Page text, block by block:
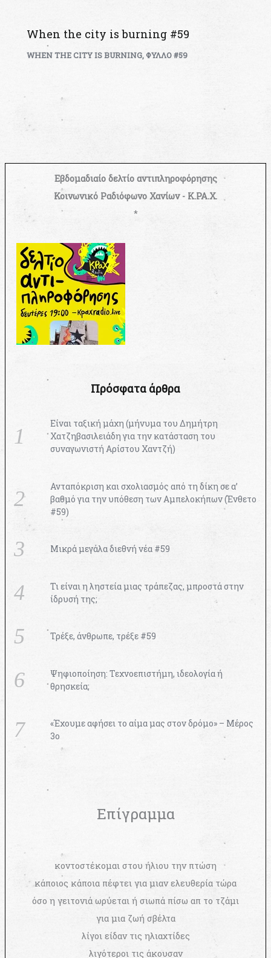
When the city is burning #59
WHEN THE CITY IS BURNING, ΦΥΛΛΟ #59
Εβδομαδιαίο δελτίο αντιπληροφόρησης
Κοινωνικό Ραδιόφωνο Χανίων - Κ.ΡΑ.Χ.
*
Πρόσφατα άρθρα
Είναι ταξική μάχη (μήνυμα του Δημήτρη
Χατζηβασιλειάδη για την κατάσταση του
συναγωνιστή Αρίστου Χαντζή)
Ανταπόκριση και σχολιασμός από τη δίκη σε α’
βαθμό για την υπόθεση των Αμπελοκήπων (Ένθετο
#59)
Μικρά μεγάλα διεθνή νέα #59
Τι είναι η ληστεία μιας τράπεζας, μπροστά στην
ίδρυσή της;
Τρέξε, άνθρωπε, τρέξε #59
Ψηφιοποίηση: Τεχνοεπιστήμη, ιδεολογία ή
θρησκεία;
«Έχουμε αφήσει το αίμα μας στον δρόμο» – Μέρος
3ο
Επίγραμμα
κοντοστέκομαι στου ήλιου την πτώση
κάποιος κάποια πέφτει για μιαν ελευθερία τώρα
όσο η γειτονιά ωρύεται ή σιωπά πίσω απ το τζάμι
για μια ζωή σβέλτα
λίγοι είδαν τις ηλιαχτίδες
λιγότεροι τις άκουσαν